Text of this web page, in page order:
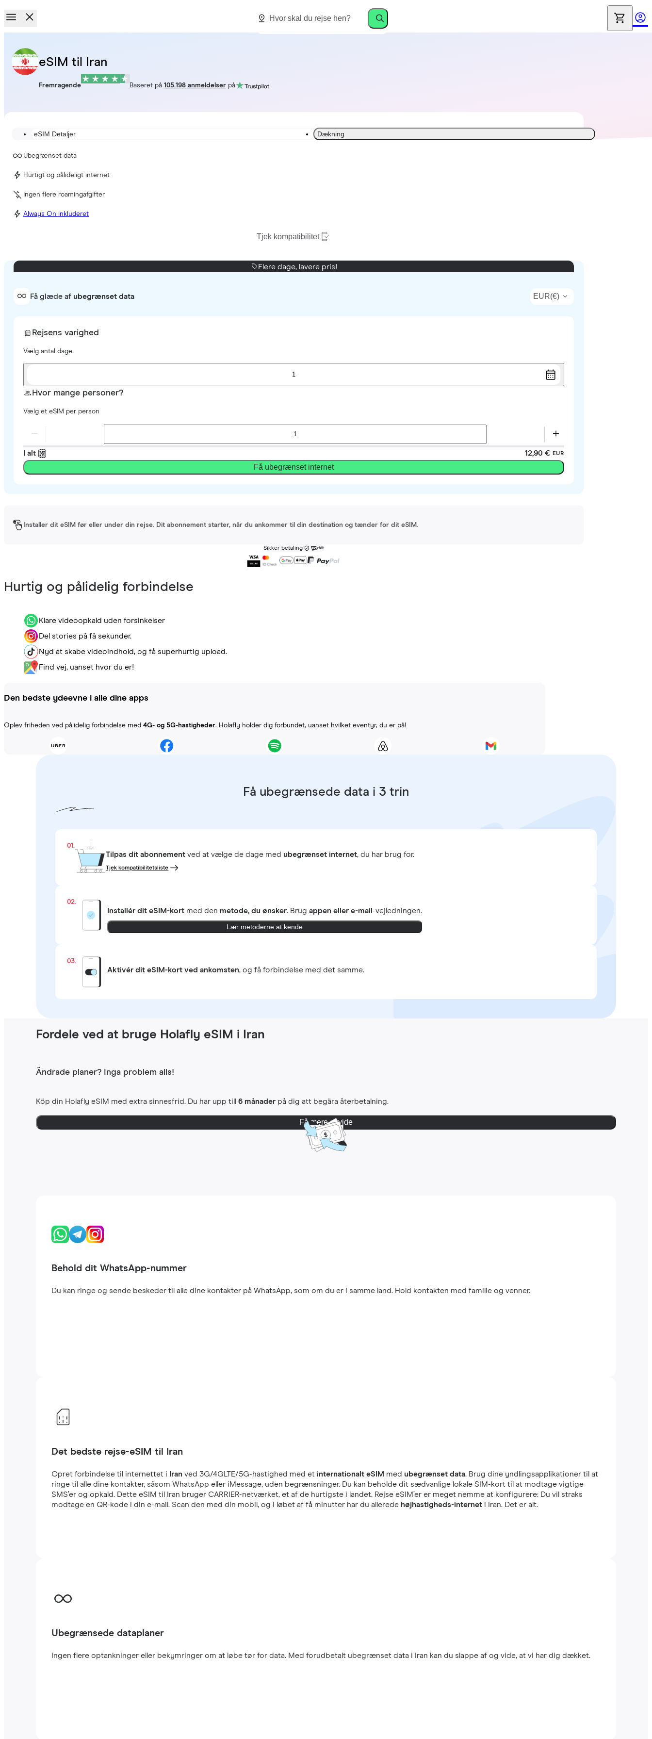
eSIM til Iran
Fremragende Baseret på 105.198 anmeldelser på
eSIM Detaljer Dækning
Ubegrænset data
Hurtigt og pålideligt internet
Ingen flere roamingafgifter
Always On inkluderet
Tjek kompatibilitet
Flere dage, lavere pris!
Få glæde af ubegrænset data EUR(€)
Rejsens varighed
Vælg antal dage
1
Hvor mange personer?
Vælg et eSIM per person
I alt 12,90 € EUR
Få ubegrænset internet
Installer dit eSIM før eller under din rejse. Dit abonnement starter, når du ankommer til din destination og tænder for dit eSIM.
Sikker betaling
Hurtig og pålidelig forbindelse
Klare videoopkald uden forsinkelser
Del stories på få sekunder.
Nyd at skabe videoindhold, og få superhurtig upload.
Find vej, uanset hvor du er!
Den bedste ydeevne i alle dine apps
Oplev friheden ved pålidelig forbindelse med 4G- og 5G-hastigheder. Holafly holder dig forbundet, uanset hvilket eventyr, du er på!
Få ubegrænsede data i 3 trin
01.
Tilpas dit abonnement ved at vælge de dage med ubegrænset internet, du har brug for.
Tjek kompatibilitetsliste
02.
Installér dit eSIM-kort med den metode, du ønsker. Brugappen eller e-mail-vejledningen.
Lær metoderne at kende
03.
Aktivér dit eSIM-kort ved ankomsten, og få forbindelse med det samme.
Fordele ved at bruge Holafly eSIM i Iran
Ändrade planer? Inga problem alls!
Köp din Holafly eSIM med extra sinnesfrid. Du har upp till6 månader på dig att begära återbetalning.
Få mere at vide
Behold dit WhatsApp-nummer
Du kan ringe og sende beskeder til alle dine kontakter på WhatsApp, som om du er i samme land. Hold kontakten med familie og venner.
Det bedste rejse-eSIM til Iran
Opret forbindelse til internettet i Iran ved 3G/4GLTE/5G-hastighed med et internationalt eSIM med ubegrænset data. Brug dine yndlingsapplikationer til at
ringe til alle dine kontakter, såsom WhatsApp eller iMessage, uden begrænsninger. Du kan beholde dit sædvanlige lokale SIM-kort til at modtage vigtige
SMS’er og opkald. Dette eSIM til Iran bruger CARRIER-netværket, et af de hurtigste i landet. Rejse eSIM’er er meget nemme at konfigurere: Du vil straks
modtage en QR-kode i din e-mail. Scan den med din mobil, og i løbet af få minutter har du allerede højhastigheds-internet i Iran. Det er alt.
Ubegrænsede dataplaner
Ingen flere optankninger eller bekymringer om at løbe tør for data. Med forudbetalt ubegrænset data i Iran kan du slappe af og vide, at vi har dig dækket.